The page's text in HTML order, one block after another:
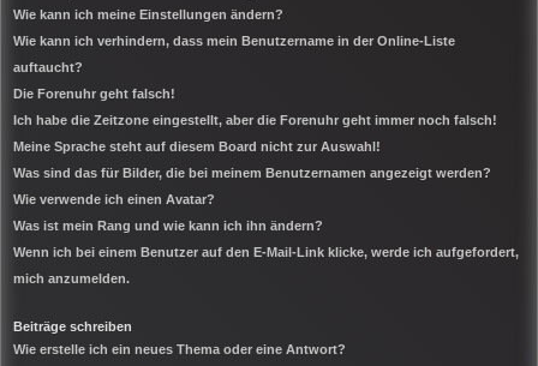
Wie kann ich meine Einstellungen ändern?
Wie kann ich verhindern, dass mein Benutzername in der Online-Liste
auftaucht?
Die Forenuhr geht falsch!
Ich habe die Zeitzone eingestellt, aber die Forenuhr geht immer noch falsch!
Meine Sprache steht auf diesem Board nicht zur Auswahl!
Was sind das für Bilder, die bei meinem Benutzernamen angezeigt werden?
Wie verwende ich einen Avatar?
Was ist mein Rang und wie kann ich ihn ändern?
Wenn ich bei einem Benutzer auf den E-Mail-Link klicke, werde ich aufgefordert,
mich anzumelden.
Beiträge schreiben
Wie erstelle ich ein neues Thema oder eine Antwort?